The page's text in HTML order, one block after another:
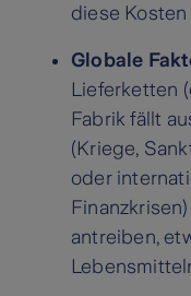
diese Kosten
Globale
Lieferketten
Fabrik fällt
(Kriege,
oder
antreiben,